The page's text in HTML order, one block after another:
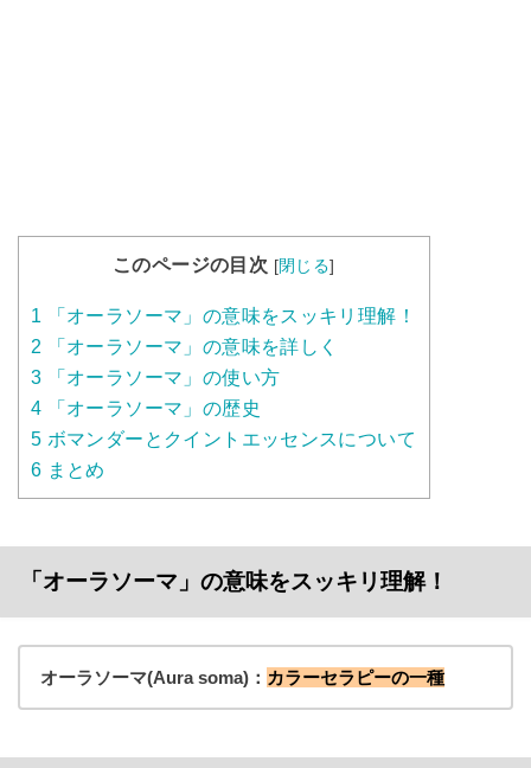
このページの目次 [閉じる]
1 「オーラソーマ」の意味をスッキリ理解！
2 「オーラソーマ」の意味を詳しく
3 「オーラソーマ」の使い方
4 「オーラソーマ」の歴史
5 ボマンダーとクイントエッセンスについて
6 まとめ
「オーラソーマ」の意味をスッキリ理解！
オーラソーマ(Aura soma)： カラーセラピーの一種